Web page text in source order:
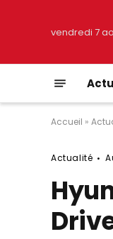
vendredi 7
Accueil »
Actualité